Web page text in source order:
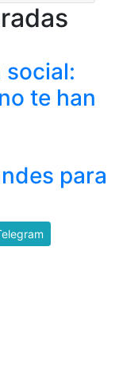
social:
te han
para